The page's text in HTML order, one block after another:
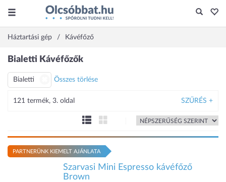
Háztartási gép Kávéfőző
Bialetti Kávéfőzők
Bialetti Összes törlése
121 termék, 3. oldal SZŰRÉS +
PARTNERÜNK KIEMELT AJÁNLATA
Szarvasi Mini Espresso kávéfőző
Brown